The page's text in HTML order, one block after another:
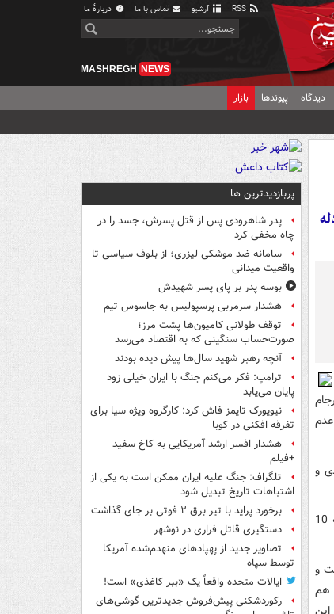
آرشیو تماس با ما دربارهٔ ما
MASHREGH NEWS
دیدگاه پیوندها بازار
و
ترقی در همین راستا خاطر نشان کرد: رهبر انقلاب نیز در سخنرانی اخیرشان یادآور شدند که 10
و
هم
پربازدیدترین ها
پدر شاهرودی پس از قتل پسرش، جسد را در
چاه مخفی کرد
سامانه ضد موشکی لیزری؛ از بلوف سیاسی تا
واقعیت میدانی
بوسه‌ پدر بر پای پسر شهیدش
هشدار سرمربی پرسپولیس به جاسوس تیم
توقف طولانی کامیون‌ها پشت مرز؛
صورت‌حساب سنگینی که به اقتصاد می‌رسد
آنچه رهبر شهید سال‌ها پیش دیده بودند
ترامپ: فکر می‌کنم جنگ با ایران خیلی زود
پایان می‌یابد
نیویورک تایمز فاش کرد: کارگروه ویژه سیا برای
تفرقه افکنی در کوبا
هشدار افسر ارشد آمریکایی به کاخ سفید
+فیلم
تلگراف: جنگ علیه ایران ممکن است به یکی از
اشتباهات تاریخ تبدیل شود
برخورد پراید با تیر برق ۲ فوتی بر جای گذاشت
دستگیری قاتل فراری در نوشهر
تصاویر جدید از پهپادهای منهدم‌شده آمریکا
توسط سپاه
ایالات متحده واقعاً یک «ببر کاغذی» است!
رکوردشکنی پیش‌فروش جدیدترین گوشی‌های